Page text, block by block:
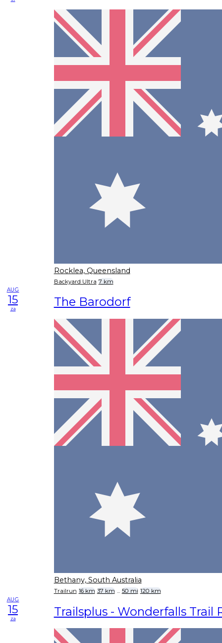
Rocklea, Queensland
Backyard Ultra 7 km
AUG
15
za The Barodorf
Bethany, South Australia
Trailrun 16 km 37 km ... 50 mi 120 km
AUG
15
za Trailsplus - Wonderfalls Trail